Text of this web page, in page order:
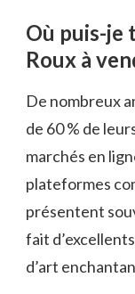
Où puis-je
Roux à
De nombreux
de 60 % de
marchés en
plateformes
présentent
fait
d’art